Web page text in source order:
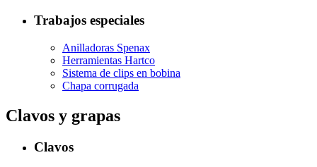
Trabajos especiales
Anilladoras Spenax
Herramientas Hartco
Sistema de clips en bobina
Chapa corrugada
Clavos y grapas
Clavos